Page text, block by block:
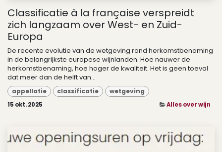
Classificatie à la française verspreidt
zich langzaam over West- en Zuid-
Europa
De recente evolutie van de wetgeving rond herkomstbenaming
in de belangrijkste europese wijnlanden. Hoe nauwer de
herkomstbenaming, hoe hoger de kwaliteit. Het is geen toeval
dat meer dan de helft van...
appellatie classificatie wetgeving
15 okt. 2025 Alles over wijn